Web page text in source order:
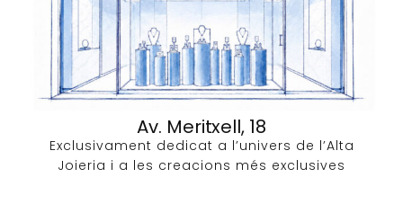
Av. Meritxell, 18
Exclusivament dedicat a l’univers de l’Alta
Joieria i a les creacions més exclusives​